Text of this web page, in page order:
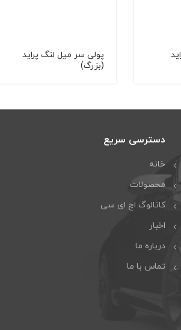
پولی سر میل لنگ پراید
(بزرگ)
دسترسی سریع
خانه
محصولات
کاتالوگ اچ ای سی
اخبار
درباره ما
تماس با ما